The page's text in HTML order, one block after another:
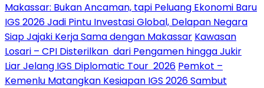
Makassar: Bukan Ancaman, tapi Peluang Ekonomi Baru
IGS 2026 Jadi Pintu Investasi Global, Delapan Negara
Siap Jajaki Kerja Sama dengan Makassar Kawasan
Losari – CPI Disterilkan dari Pengamen hingga Jukir
Liar Jelang IGS Diplomatic Tour 2026 Pemkot –
Kemenlu Matangkan Kesiapan IGS 2026 Sambut